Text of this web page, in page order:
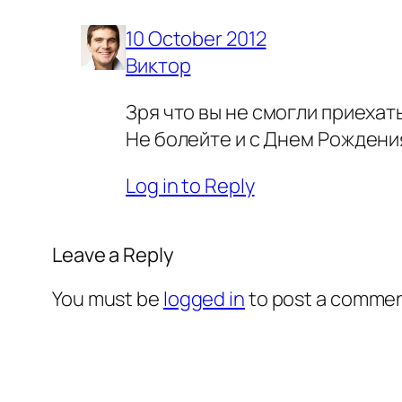
10 October 2012
Виктор
Зря что вы не смогли
Не болейте и с Днем
Log in to Reply
Leave a Reply
You must be logged into post a